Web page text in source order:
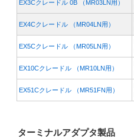
EX3Cクレードル 0B （MR03LN用）
EX4Cクレードル （MR04LN用）
EX5Cクレードル （MR05LN用）
EX10Cクレードル （MR10LN用）
EX51Cクレードル （MR51FN用）
ターミナルアダプタ製品